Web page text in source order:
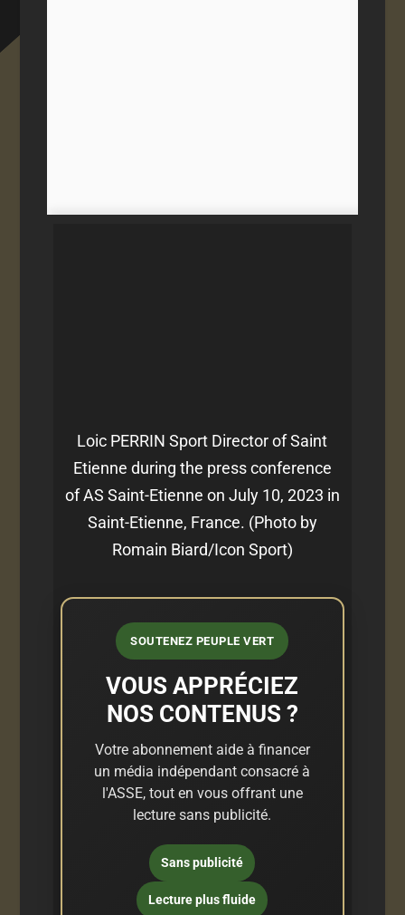
Loic PERRIN Sport Director of Saint
Etienne during the press conference
of AS Saint-Etienne on July 10, 2023 in
Saint-Etienne, France. (Photo by
Romain Biard/Icon Sport)
SOUTENEZ PEUPLE VERT
VOUS APPRÉCIEZ
NOS CONTENUS ?
Votre abonnement aide à financer
un média indépendant consacré à
l'ASSE, tout en vous offrant une
lecture sans publicité.
Sans publicité
Lecture plus fluide